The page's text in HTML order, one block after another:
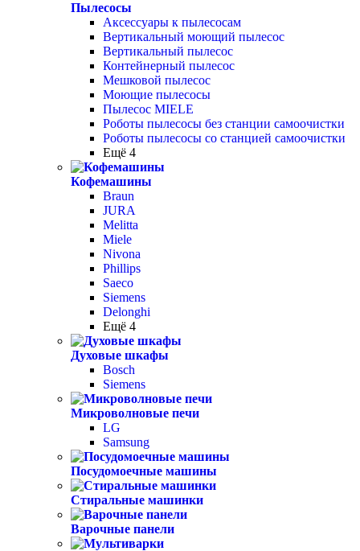
Пылесосы
Аксессуары к пылесосам
Вертикальный моющий пылесос
Вертикальный пылесос
Контейнерный пылесос
Мешковой пылесос
Моющие пылесосы
Пылесос MIELE
Роботы пылесосы без станции самоочистки
Роботы пылесосы со станцией самоочистки
Ещё 4
Кофемашины
Braun
JURA
Melitta
Miele
Nivona
Phillips
Saeco
Siemens
Delonghi
Ещё 4
Духовые шкафы
Bosch
Siemens
Микроволновые печи
LG
Samsung
Посудомоечные машины
Стиральные машинки
Варочные панели